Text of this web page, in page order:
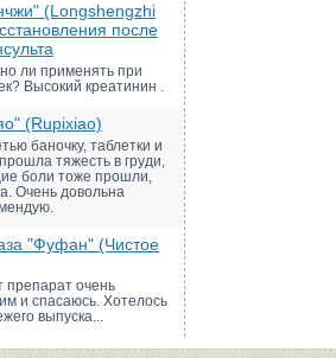
(Longshengzhi
после
ли применять при
Высокий креатинин .
(Rupixiao)
баночку, таблетки и
тяжесть в груди,
боли тоже прошли,
Очень довольна
"Фуфан" (Чистое
очень
и спасаюсь. Хотелось
выпуска...